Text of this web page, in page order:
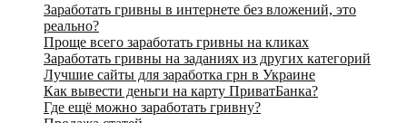
Заработать гривны в интернете без вложений, это
реально?
Проще всего заработать гривны на кликах
Заработать гривны на заданиях из других категорий
Лучшие сайты для заработка грн в Украине
Как вывести деньги на карту ПриватБанка?
Где ещё можно заработать гривну?